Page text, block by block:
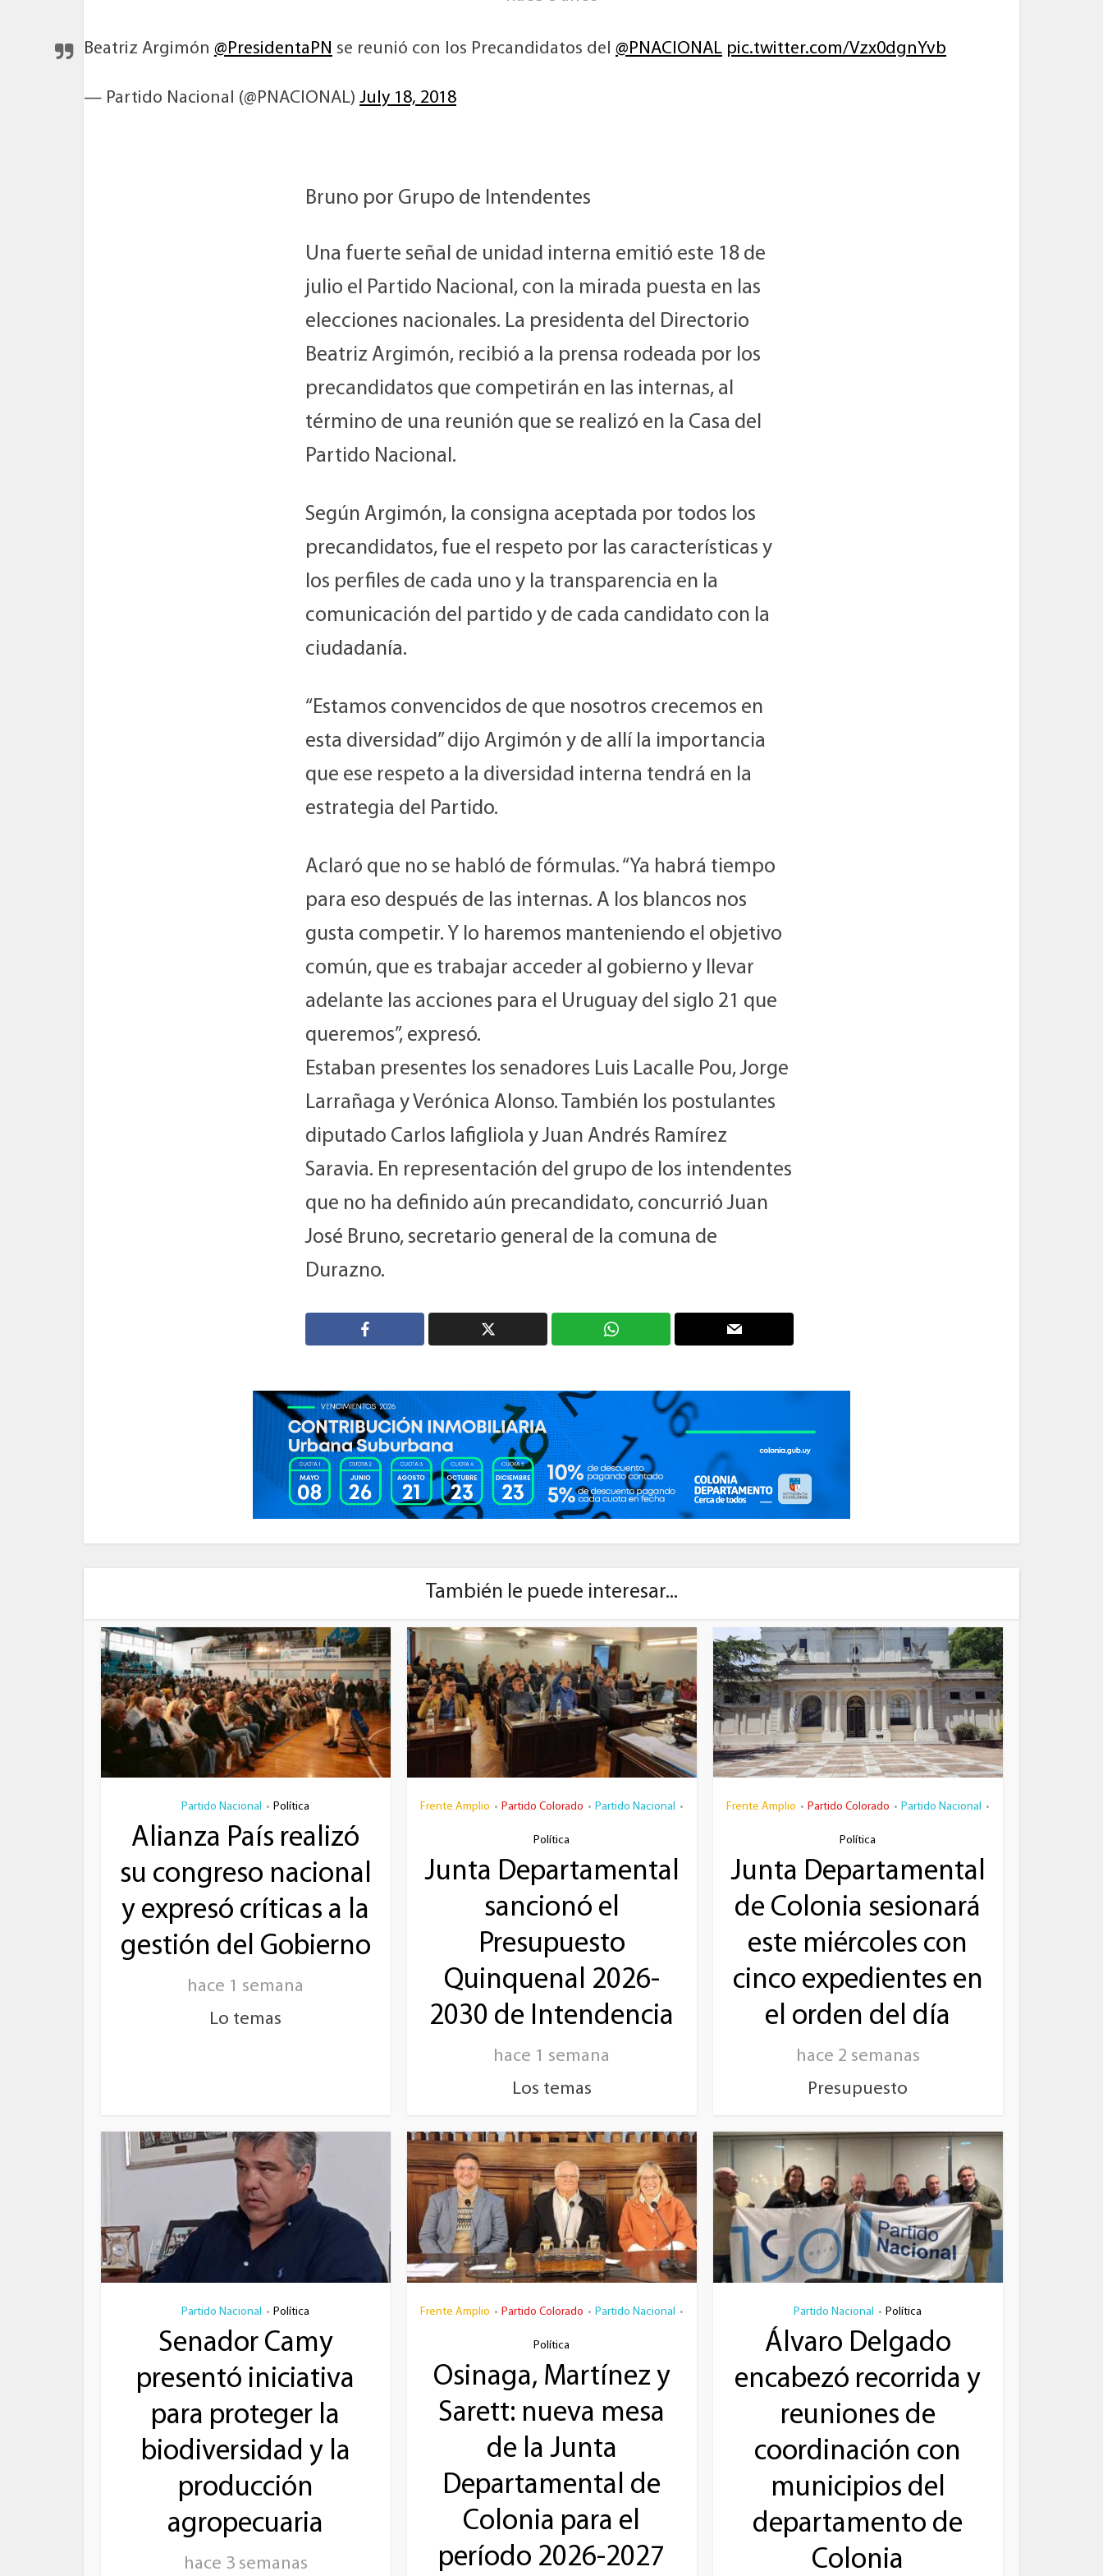
Beatriz Argimón @PresidentaPN se reunió con los Precandidatos del @PNACIONAL pic.twitter.com/Vzx0dgnYvb
— Partido Nacional (@PNACIONAL) July 18, 2018
Bruno por Grupo de Intendentes
Una fuerte señal de unidad interna emitió este 18 de
julio el Partido Nacional, con la mirada puesta en las
elecciones nacionales. La presidenta del Directorio
Beatriz Argimón, recibió a la prensa rodeada por los
precandidatos que competirán en las internas, al
término de una reunión que se realizó en la Casa del
Partido Nacional.
Según Argimón, la consigna aceptada por todos los
precandidatos, fue el respeto por las características y
los perfiles de cada uno y la transparencia en la
comunicación del partido y de cada candidato con la
ciudadanía.
“Estamos convencidos de que nosotros crecemos en
esta diversidad” dijo Argimón y de allí la importancia
que ese respeto a la diversidad interna tendrá en la
estrategia del Partido.
Aclaró que no se habló de fórmulas. “Ya habrá tiempo
para eso después de las internas. A los blancos nos
gusta competir. Y lo haremos manteniendo el objetivo
común, que es trabajar acceder al gobierno y llevar
adelante las acciones para el Uruguay del siglo 21 que
queremos”, expresó.
Estaban presentes los senadores Luis Lacalle Pou, Jorge
Larrañaga y Verónica Alonso. También los postulantes
diputado Carlos Iafigliola y Juan Andrés Ramírez
Saravia. En representación del grupo de los intendentes
que no ha definido aún precandidato, concurrió Juan
José Bruno, secretario general de la comuna de
Durazno.
También le puede interesar...
Partido Nacional • Política
Alianza País realizó
su congreso nacional
y expresó críticas a la
gestión del Gobierno
hace 1 semana
Lo temas
Frente Amplio • Partido Colorado • Partido Nacional •
Política
Junta Departamental
sancionó el
Presupuesto
Quinquenal 2026-
2030 de Intendencia
hace 1 semana
Los temas
Frente Amplio • Partido Colorado • Partido Nacional •
Política
Junta Departamental
de Colonia sesionará
este miércoles con
cinco expedientes en
el orden del día
hace 2 semanas
Presupuesto
Partido Nacional • Política
Senador Camy
presentó iniciativa
para proteger la
biodiversidad y la
producción
agropecuaria
hace 3 semanas
Frente Amplio • Partido Colorado • Partido Nacional •
Política
Osinaga, Martínez y
Sarett: nueva mesa
de la Junta
Departamental de
Colonia para el
período 2026-2027
Partido Nacional • Política
Álvaro Delgado
encabezó recorrida y
reuniones de
coordinación con
municipios del
departamento de
Colonia